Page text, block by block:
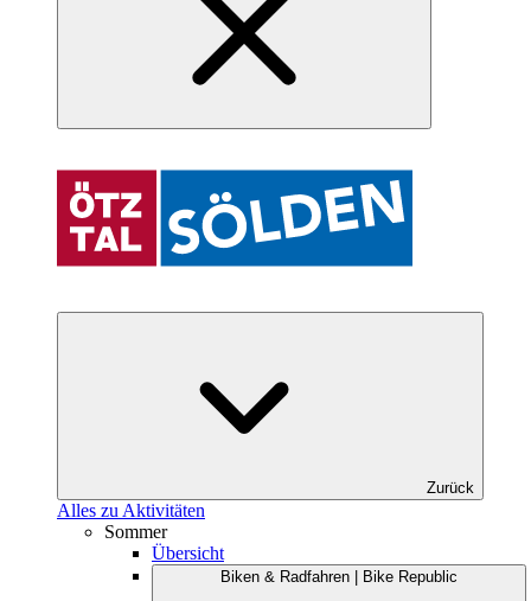
Zurück
Alles zu Aktivitäten
Sommer
Übersicht
Biken & Radfahren | Bike Republic